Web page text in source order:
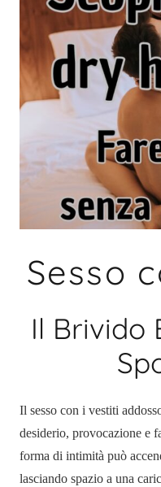
Sesso
Il Brivido
Il sesso con i vestiti
desiderio, provocazione e
forma di intimità può
lasciando spazio a una